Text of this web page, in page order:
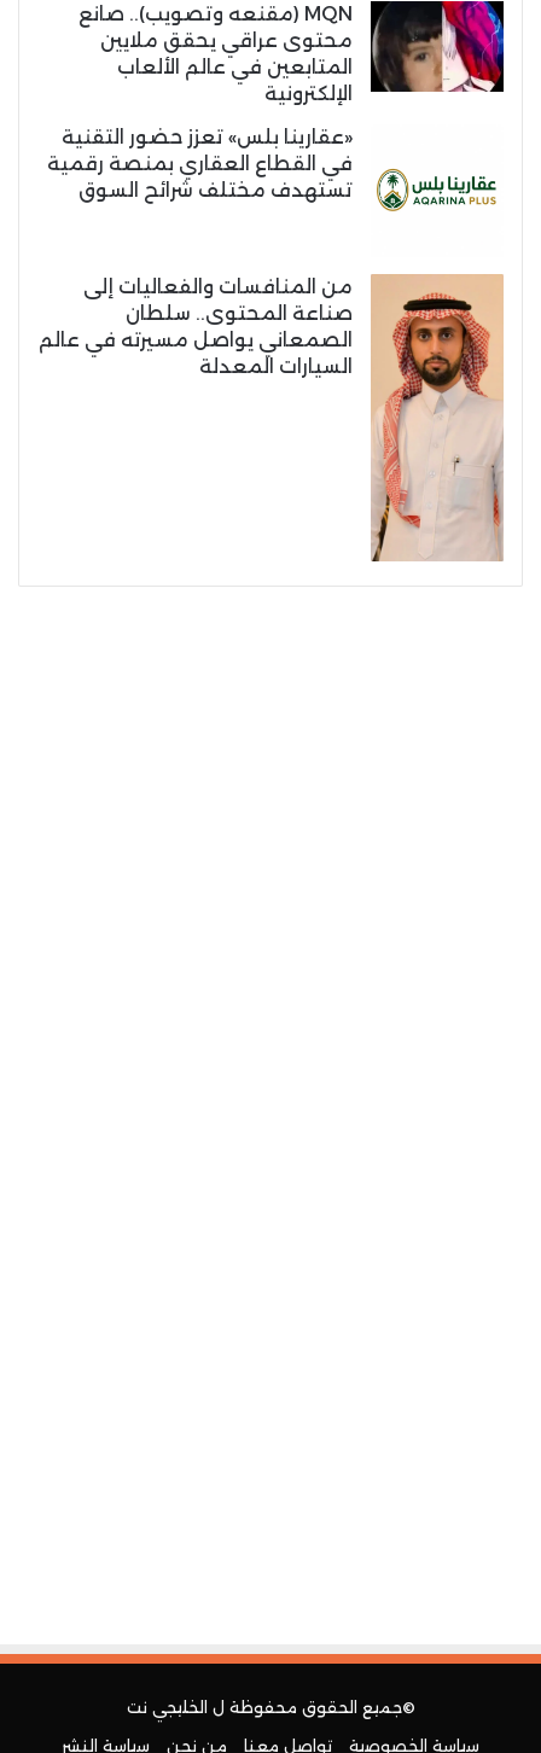
MQN (مقنعه وتصويب).. صانع
محتوى عراقي يحقق ملايين
المتابعين في عالم الألعاب
الإلكترونية
«عقارينا بلس» تعزز حضور التقنية
في القطاع العقاري بمنصة رقمية
تستهدف مختلف شرائح السوق
من المنافسات والفعاليات إلى
صناعة المحتوى.. سلطان
الصمعاني يواصل مسيرته في عالم
السيارات المعدلة
©جميع الحقوق محفوظة ل الخليجي نت
سياسة الخصوصية
تواصل معنا من نحن سياسة النشر